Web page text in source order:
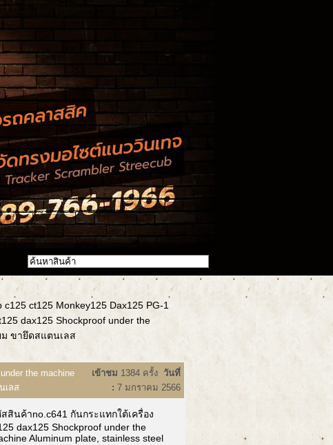
ct125 Monkey125 Dax125 PG-1
dax125 Shockproof under the
ม ขายึดสแตนเลส
the machine
เลส
เข้าชม 1384 ครั้ง วันที่
: 7 มกราคม 2566
สินค้าno.c641 กันกระแทกใต้เครื่อง
dax125 Shockproof under the
Aluminum plate, stainless steel